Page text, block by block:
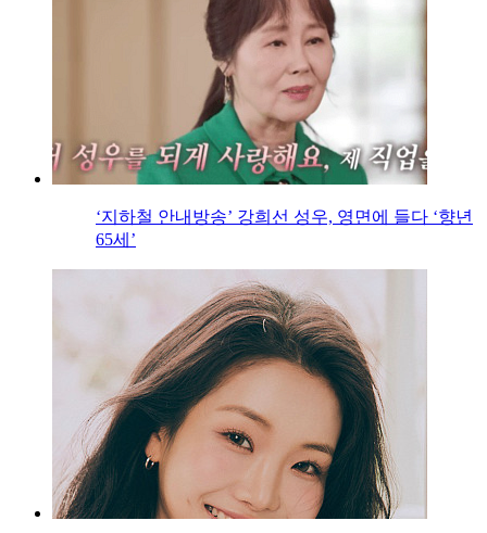
‘지하철 안내방송’ 강희선 성우, 영면에 들다 ‘향년
65세’